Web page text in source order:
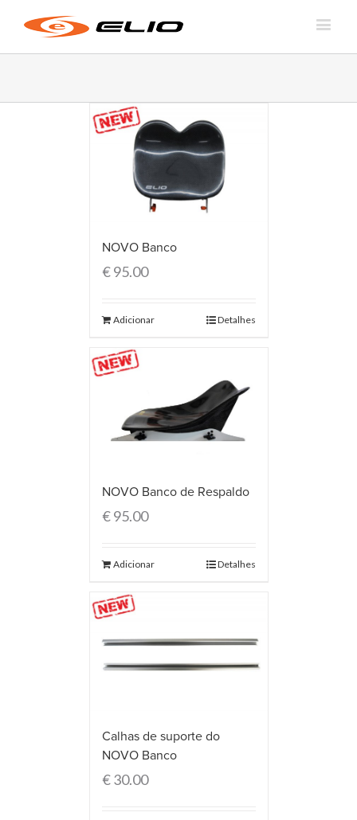
NOVO Banco
€95.00
Adicionar Detalhes
NOVO Banco de Respaldo
€95.00
Adicionar Detalhes
Calhas de suporte do
NOVO Banco
€30.00